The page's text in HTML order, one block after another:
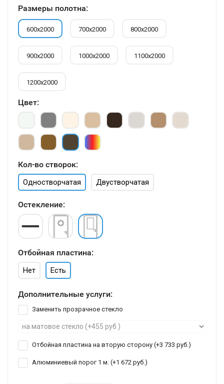
Размеры полотна:
600х2000 700х2000 800х2000
900х2000 1000х2000 1100х2000
1200х2000
Цвет:
Кол-во створок:
Одностворчатая Двустворчатая
Остекление:
Отбойная пластина:
Нет Есть
Дополнительные услуги:
Заменить прозрачное стекло
Отбойная пластина на вторую сторону (+3 733 руб.)
Алюминиевый порог 1 м. (+1 672 руб.)